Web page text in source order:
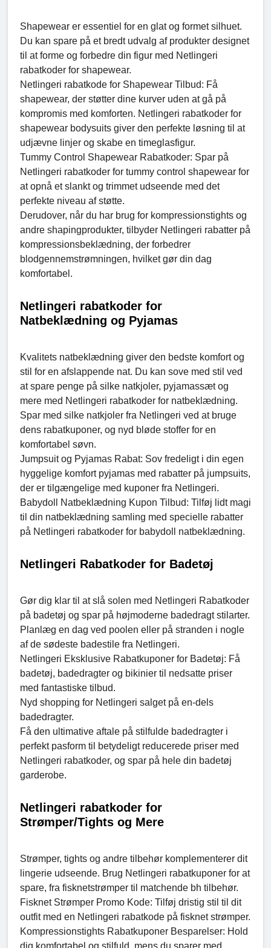
Shapewear er essentiel for en glat og formet silhuet.
Du kan spare på et bredt udvalg af produkter designet
til at forme og forbedre din figur med Netlingeri
rabatkoder for shapewear.
Netlingeri rabatkode for Shapewear Tilbud: Få
shapewear, der støtter dine kurver uden at gå på
kompromis med komforten. Netlingeri rabatkoder for
shapewear bodysuits giver den perfekte løsning til at
udjævne linjer og skabe en timeglasfigur.
Tummy Control Shapewear Rabatkoder: Spar på
Netlingeri rabatkoder for tummy control shapewear for
at opnå et slankt og trimmet udseende med det
perfekte niveau af støtte.
Derudover, når du har brug for kompressionstights og
andre shapingprodukter, tilbyder Netlingeri rabatter på
kompressionsbeklædning, der forbedrer
blodgennemstrømningen, hvilket gør din dag
komfortabel.
Netlingeri rabatkoder for
Natbeklædning og Pyjamas
Kvalitets natbeklædning giver den bedste komfort og
stil for en afslappende nat. Du kan sove med stil ved
at spare penge på silke natkjoler, pyjamassæt og
mere med Netlingeri rabatkoder for natbeklædning.
Spar med silke natkjoler fra Netlingeri ved at bruge
dens rabatkuponer, og nyd bløde stoffer for en
komfortabel søvn.
Jumpsuit og Pyjamas Rabat: Sov fredeligt i din egen
hyggelige komfort pyjamas med rabatter på jumpsuits,
der er tilgængelige med kuponer fra Netlingeri.
Babydoll Natbeklædning Kupon Tilbud: Tilføj lidt magi
til din natbeklædning samling med specielle rabatter
på Netlingeri rabatkoder for babydoll natbeklædning.
Netlingeri Rabatkoder for Badetøj
Gør dig klar til at slå solen med Netlingeri Rabatkoder
på badetøj og spar på højmoderne badedragt stilarter.
Planlæg en dag ved poolen eller på stranden i nogle
af de sødeste badestile fra Netlingeri.
Netlingeri Eksklusive Rabatkuponer for Badetøj: Få
badetøj, badedragter og bikinier til nedsatte priser
med fantastiske tilbud.
Nyd shopping for Netlingeri salget på en-dels
badedragter.
Få den ultimative aftale på stilfulde badedragter i
perfekt pasform til betydeligt reducerede priser med
Netlingeri rabatkoder, og spar på hele din badetøj
garderobe.
Netlingeri rabatkoder for
Strømper/Tights og Mere
Strømper, tights og andre tilbehør komplementerer dit
lingerie udseende. Brug Netlingeri rabatkuponer for at
spare, fra fisknetstrømper til matchende bh tilbehør.
Fisknet Strømper Promo Kode: Tilføj dristig stil til dit
outfit med en Netlingeri rabatkode på fisknet strømper.
Kompressionstights Rabatkuponer Besparelser: Hold